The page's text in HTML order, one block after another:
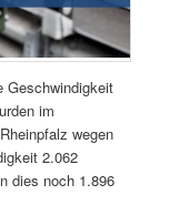
Geschwindigkeit
im
wegen
2.062
dies noch 1.896